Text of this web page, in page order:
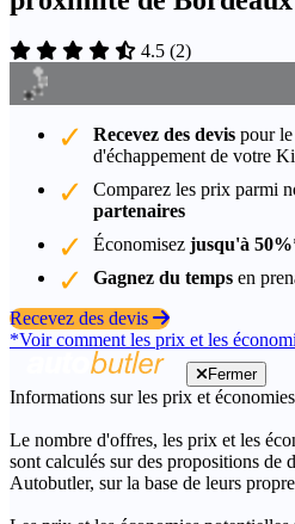
4.5 (2)
Recevez des devis pour
d'échappement de votre
Comparez les prix parmi
partenaires
Économisez jusqu'à 50%
Gagnez du temps en
Recevez des devis
*Voir comment les prix et les
Fermer
Informations sur les prix et
Le nombre d'offres, les prix et les
sont calculés sur des propositions de
Autobutler, sur la base de leurs